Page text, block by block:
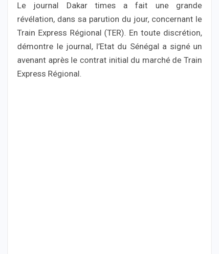
Le journal Dakar times a fait une grande
révélation, dans sa parution du jour, concernant le
Train Express Régional (TER). En toute discrétion,
démontre le journal, l’Etat du Sénégal a signé un
avenant après le contrat initial du marché de Train
Express Régional.